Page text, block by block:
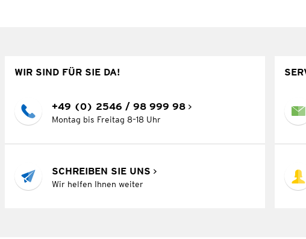
WIR SIND FÜR SIE DA!
+49 (0) 2546 / 98 999 98
Montag bis Freitag 8–18 Uhr
SCHREIBEN SIE UNS
Wir helfen Ihnen weiter